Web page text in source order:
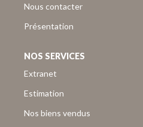
Nous contacter
Présentation
NOS SERVICES
Extranet
Estimation
Nos biens vendus